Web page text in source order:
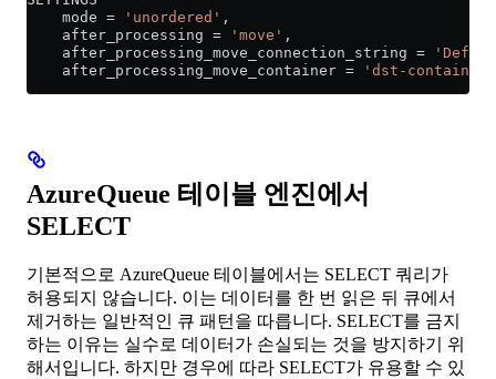
    mode
= 'unordered' ,
    after_processing
= 'move' ,
    after_processing_move_connection_string
=
    after_processing_move_container
= 'dst-container'
AzureQueue 테이블 엔진에서
SELECT
기본적으로 AzureQueue 테이블에서는 SELECT 쿼리가
허용되지 않습니다. 이는 데이터를 한 번 읽은 뒤 큐에서
제거하는 일반적인 큐 패턴을 따릅니다. SELECT를 금지
하는 이유는 실수로 데이터가 손실되는 것을 방지하기 위
해서입니다. 하지만 경우에 따라 SELECT가 유용할 수 있